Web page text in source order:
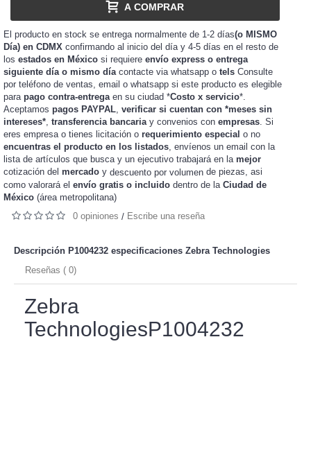
A COMPRAR
El producto en stock se entrega normalmente de 1-2 días(o MISMO
Día) en CDMX confirmando al inicio del día y 4-5 días en el resto de
los estados en México si requiere envío express o entrega
siguiente día o mismo día contacte via whatsapp o tels Consulte
por teléfono de ventas, email o whatsapp si este producto es elegible
para pago contra-entrega en su ciudad *Costo x servicio*.
Aceptamos pagos PAYPAL verificar si cuentan con *meses sin
intereses* transferencia bancaria y convenios con empresas . Si
eres empresa o tienes licitación o requerimiento especial o no
encuentras el producto en los listados, envíenos un email con la
lista de artículos que busca y un ejecutivo trabajará en la mejor
cotización del mercado y descuento por volumen de piezas, asi
como valorará el envío gratis o incluido dentro de la Ciudad de
México (área metropolitana)
0 opiniones / Escribe una reseña
Descripción P1004232 especificaciones Zebra Technologies
Reseñas ( 0)
Zebra
TechnologiesP1004232